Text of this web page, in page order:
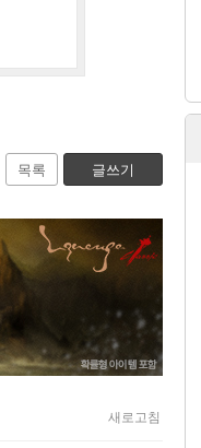
목록 글쓰기
새로고침